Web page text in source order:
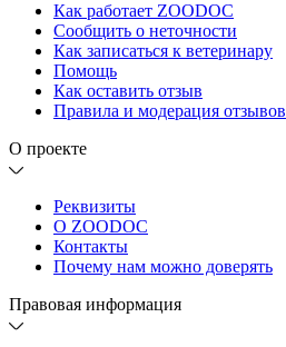
Как работает ZOODOC
Сообщить о неточности
Как записаться к ветеринару
Помощь
Как оставить отзыв
Правила и модерация отзывов
О проекте
Реквизиты
О ZOODOC
Контакты
Почему нам можно доверять
Правовая информация